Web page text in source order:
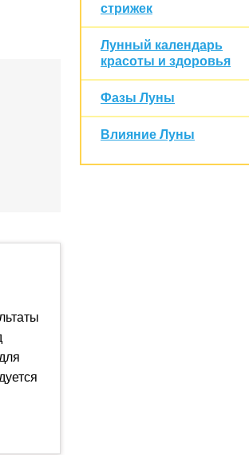
стрижек
Лунный календарь
красоты и здоровья
Фазы Луны
Влияние Луны